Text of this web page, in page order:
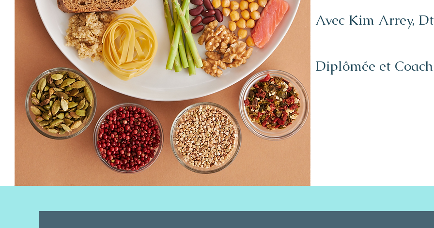
Avec Kim Arrey,
Diplômée et